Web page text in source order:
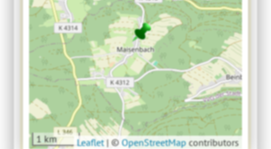
1 km Leaflet | © OpenStreetMap contributors